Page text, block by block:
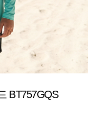
BT757GQS